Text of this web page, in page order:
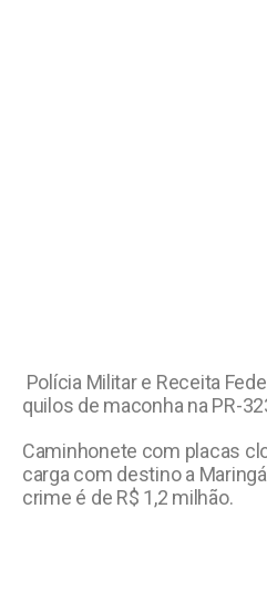
Polícia Militar e Receita
quilos de maconha na PR-
Caminhonete com placas
carga com destino a
crime é de R$ 1,2 milhão.